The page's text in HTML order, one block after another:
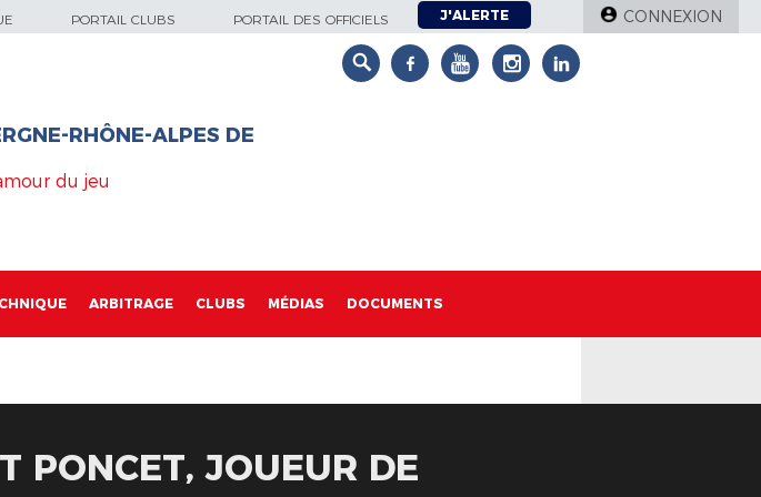
PORTAIL CLUBS PORTAIL DES OFFICIELS J'ALERTE CONNEXION
RHÔNE-ALPES DE
du jeu
ARBITRAGE CLUBS MÉDIAS DOCUMENTS
PONCET, JOUEUR DE